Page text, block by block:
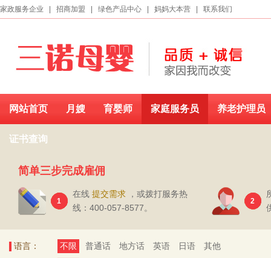
家政服务企业 招商加盟 绿色产品中心 妈妈大本营 联系我们
网站首页 月嫂 育婴师 家庭服务员 养老护理员
证书查询
简单三步完成雇佣
1
在线 提交需求 ，或拨打服务热
线：400-057-8577。
2
语言： 不限 普通话 地方话 英语 日语
其他